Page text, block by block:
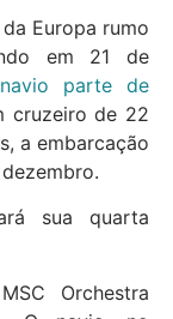
Europa rumo
em 21 de
parte de
cruzeiro de 22
a embarcação
sua quarta
Orchestra